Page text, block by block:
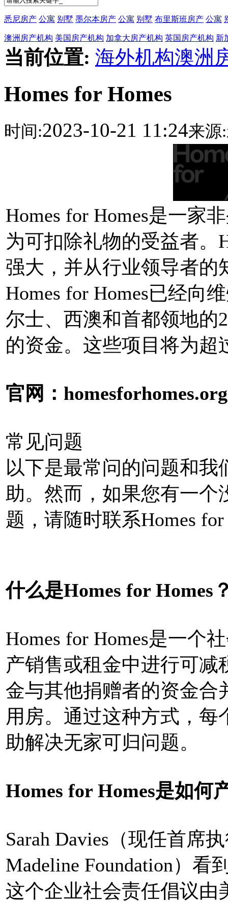
悉尼房产 公寓 别墅 墨尔本房产 公寓 别墅 布里斯班房产 公寓
澳洲房产机构 美国房产机构 加拿大房产机构 英国房产机构 新
当前位置: 海外机构澳洲
Homes for Homes
时间:2023-10-21 11:24来源:
Homes for Homes是一家
为可扣除礼物的受益者。
强大，并从行业领导者的
Homes for Homes已经向
尔士、西澳和首都领地的
的资金。这些项目将为超
官网：
常见问题
以下是最常问的问题和
助。然而，如果您有一个
题，请随时联系Homes for
什么是Homes for Homes
Homes for Homes是一个
产销售或租金中进行可减
金与其他捐赠者的资金合
用房。通过这种方式，
助解决无家可归问题。
Homes for Homes是如何
Sarah Davies（现任首席
Madeline Foundation）
这个企业社会责任倡议由